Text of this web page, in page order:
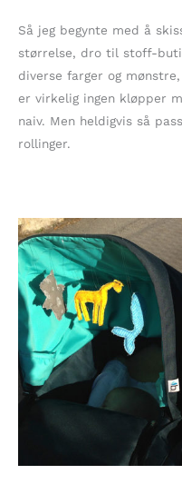
Så jeg begynte med å
størrelse, dro til stoff-
diverse farger og
er virkelig ingen kløpper
naiv. Men heldigvis så
rollinger.